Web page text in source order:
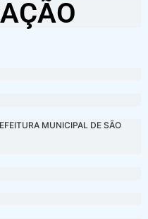
MUNICIPAL DE SÃO